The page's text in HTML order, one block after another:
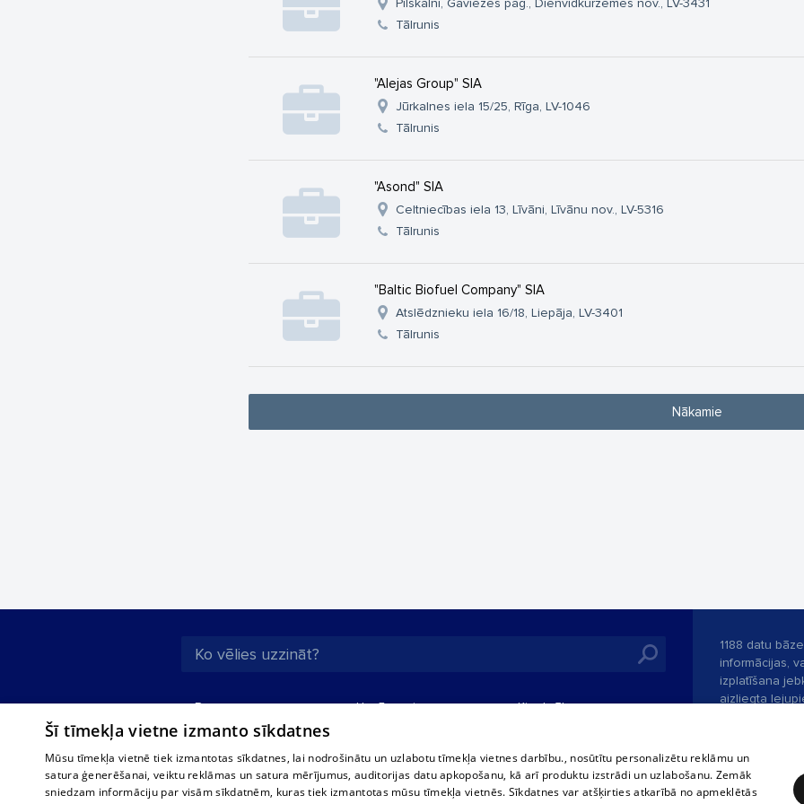
Pilskalni, Gaviezes pag., Dienvidkurzemes nov., LV-3431
Tālrunis
"Alejas Group" SIA
Jūrkalnes iela 15/25, Rīga, LV-1046
Tālrunis
"Asond" SIA
Celtniecības iela 13, Līvāni, Līvānu nov., LV-5316
Tālrunis
"Baltic Biofuel Company" SIA
Atslēdznieku iela 16/18, Liepāja, LV-3401
Tālrunis
Nākamie
Par mums
Reklāma
Biznesa klientiem
Tarifi
Uzņēmumi
Autobusu biļetes
Vilcienu biļetes
Kinoteātros
Līguma noteikumi
360 Ziņas kontakti
1188 datu
informācijas,
izplatīšana
aizliegta
Šī tīmekļa vietne izmanto sīkdatnes
Mūsu tīmekļa vietnē tiek izmantotas sīkdatnes, lai nodrošinātu un uzlabotu tīmekļa vietnes darbību., nosūtītu personalizētu reklāmu un
satura ģenerēšanai, veiktu reklāmas un satura mērījumus, auditorijas datu apkopošanu, kā arī produktu izstrādi un uzlabošanu. Zemāk
sniedzam informāciju par visām sīkdatnēm, kuras tiek izmantotas mūsu tīmekļa vietnēs. Sīkdatnes var atšķirties atkarībā no apmeklētās